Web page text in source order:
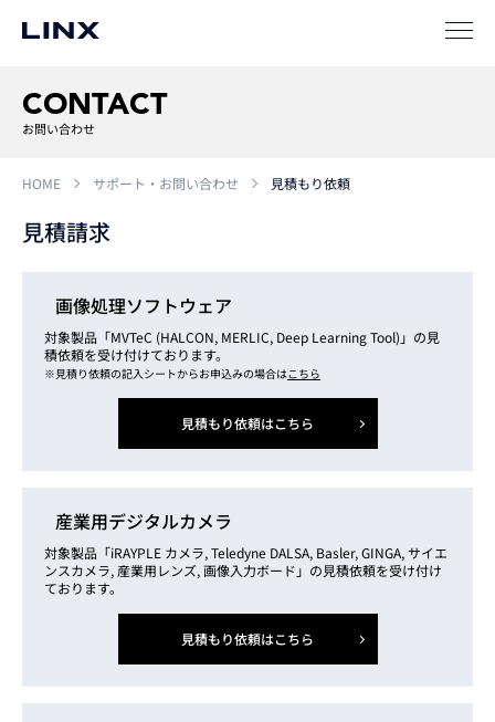
SIパートナー
企業情報
新卒採用
CONTACT
お問い合わせ
HOME サポート・お問い合わせ 見積もり依頼
見積請求
画像処理ソフトウェア
対象製品「MVTeC (HALCON, MERLIC, Deep Learning Tool)」の見
積依頼を受け付けております。
※見積り依頼の記入シートからお申込みの場合はこちら
見積もり依頼はこちら
産業用デジタルカメラ
対象製品「iRAYPLE カメラ, Teledyne DALSA, Basler, GINGA, サイエ
ンスカメラ, 産業用レンズ, 画像入力ボード」の見積依頼を受け付け
ております。
見積もり依頼はこちら